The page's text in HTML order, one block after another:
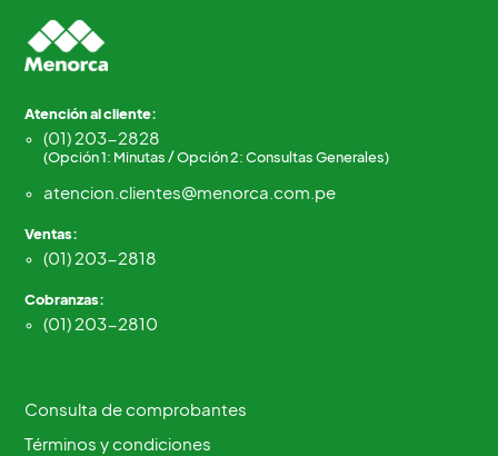
Atención al cliente:
(01) 203-2828
(Opción 1: Minutas / Opción 2: Consultas Generales)
atencion.clientes@menorca.com.pe
Ventas:
(01) 203-2818
Cobranzas:
(01) 203-2810
Consulta de comprobantes
Términos y condiciones